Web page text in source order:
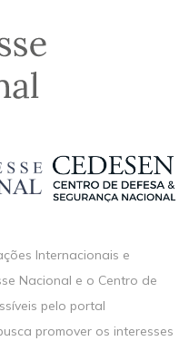
Internacionais e
Nacional e o Centro de
pelo portal
promover os interesses